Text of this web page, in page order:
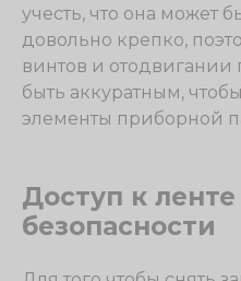
учесть, что она может
довольно крепко,
винтов и
быть аккуратным,
элементы приборной
Доступ к
безопасности